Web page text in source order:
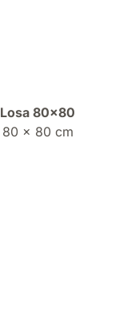
Losa 80×80
80 x 80 cm